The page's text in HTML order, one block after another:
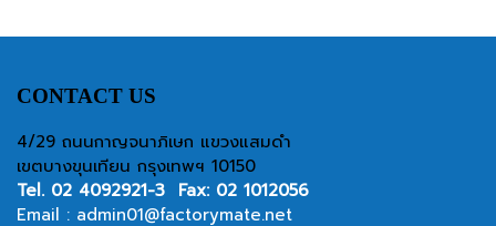
CONTACT US
4/29 ถนนกาญจนาภิเษก แขวงแสมดำ
เขตบางขุนเทียน กรุงเทพฯ 10150
Tel. 02 4092921-3 Fax: 02 1012056
Email : admin01@factorymate.net